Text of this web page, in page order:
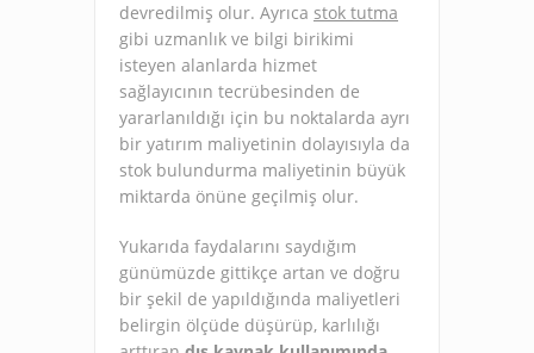
devredilmiş olur. Ayrıca stok tutma
gibi uzmanlık ve bilgi birikimi
isteyen alanlarda hizmet
sağlayıcının tecrübesinden de
yararlanıldığı için bu noktalarda ayrı
bir yatırım maliyetinin dolayısıyla da
stok bulundurma maliyetinin büyük
miktarda önüne geçilmiş olur.
Yukarıda faydalarını saydığım
günümüzde gittikçe artan ve doğru
bir şekil de yapıldığında maliyetleri
belirgin ölçüde düşürüp, karlılığı